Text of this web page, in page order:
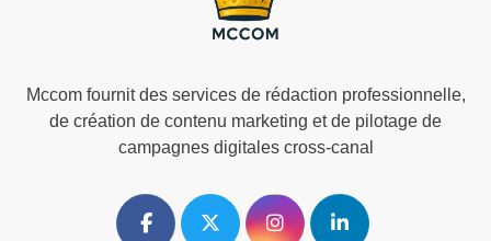
Mccom fournit des services de rédaction professionnelle,
de création de contenu marketing et de pilotage de
campagnes digitales cross-canal